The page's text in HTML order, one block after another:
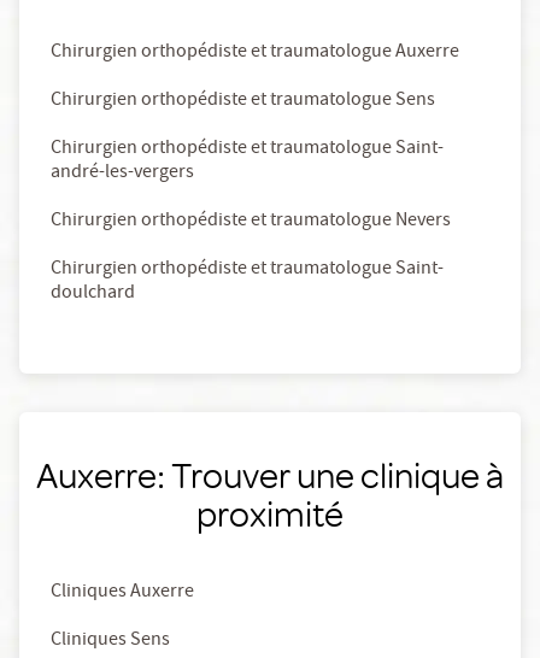
Chirurgien orthopédiste et traumatologue Auxerre
Chirurgien orthopédiste et traumatologue Sens
Chirurgien orthopédiste et traumatologue Saint-
andré-les-vergers
Chirurgien orthopédiste et traumatologue Nevers
Chirurgien orthopédiste et traumatologue Saint-
doulchard
Auxerre: Trouver une clinique à
proximité
Cliniques Auxerre
Cliniques Sens